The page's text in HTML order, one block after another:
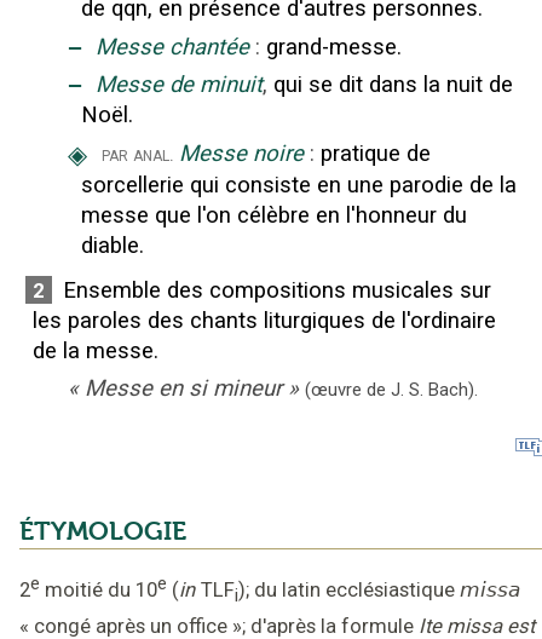
de qqn, en présence d'autres personnes.
‒ Messe chantée : grand-messe.
‒ Messe de minuit, qui se dit dans la nuit de
Noël.
◈ par anal. Messe noire : pratique de
sorcellerie qui consiste en une parodie de la
messe que l'on célèbre en l'honneur du
diable.
2
Ensemble des compositions musicales sur
les paroles des chants liturgiques de l'ordinaire
de la messe.
« Messe en si mineur » (œuvre de J. S. Bach).
ÉTYMOLOGIE
2e moitié du 10e (in TLFi); du latin ecclésiastique missa
« congé après un office »; d'après la formule Ite missa est